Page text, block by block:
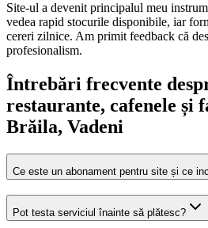
Site-ul a devenit principalul meu
vedea rapid stocurile disponibile, iar
cereri zilnice. Am primit feedback că
profesionalism.
Întrebări frecvente
restaurante, cafenele și
Brăila, Vadeni
Ce este un abonament pentru site și ce
Pot testa serviciul înainte să plătesc?